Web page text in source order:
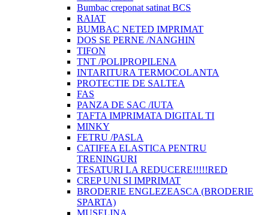
Bumbac creponat satinat BCS
RAIAT
BUMBAC NETED IMPRIMAT
DOS SE PERNE /NANGHIN
TIFON
TNT /POLIPROPILENA
INTARITURA TERMOCOLANTA
PROTECTIE DE SALTEA
FAS
PANZA DE SAC /IUTA
TAFTA IMPRIMATA DIGITAL TI
MINKY
FETRU /PASLA
CATIFEA ELASTICA PENTRU
TRENINGURI
TESATURI LA REDUCERE!!!!!RED
CREP UNI SI IMPRIMAT
BRODERIE ENGLEZEASCA (BRODERIE
SPARTA)
MUSELINA